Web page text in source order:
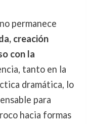
permanece
creación
con la
tanto en la
dramática, lo
para
hacia formas